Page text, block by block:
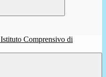
Istituto Comprensivo di